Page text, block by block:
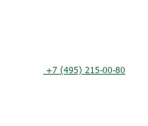
+7 (495) 215-00-80